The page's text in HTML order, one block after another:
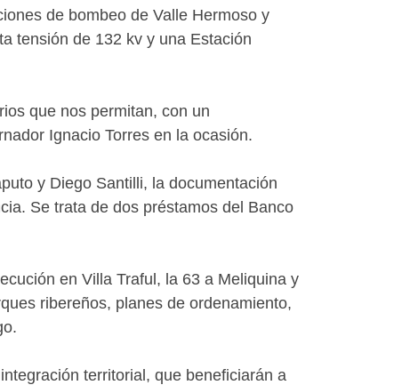
de bombeo de Valle Hermoso y
tensión de 132 kv y una Estación
que nos permitan, con un
Ignacio Torres en la ocasión.
y Diego Santilli, la documentación
Se trata de dos préstamos del Banco
en Villa Traful, la 63 a Meliquina y
ribereños, planes de ordenamiento,
territorial, que beneficiarán a